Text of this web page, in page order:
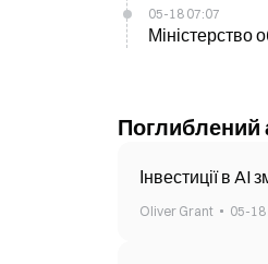
05-18 07:07
Міністерство
Поглиблений
Інвестиції в AI
Oliver Grant 05-18